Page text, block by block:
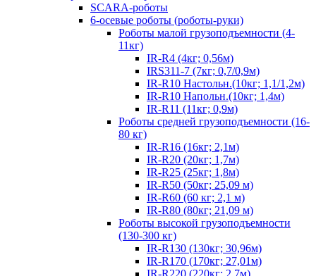
SCARA-роботы
6-осевые роботы (роботы-руки)
Роботы малой грузоподъемности (4-
11кг)
IR-R4 (4кг; 0,56м)
IRS311-7 (7кг; 0,7/0,9м)
IR-R10 Настольн.(10кг; 1,1/1,2м)
IR-R10 Напольн.(10кг; 1,4м)
IR-R11 (11кг; 0,9м)
Роботы средней грузоподъемности (16-
80 кг)
IR-R16 (16кг; 2,1м)
IR-R20 (20кг; 1,7м)
IR-R25 (25кг; 1,8м)
IR-R50 (50кг; 25,09 м)
IR-R60 (60 кг; 2,1 м)
IR-R80 (80кг; 21,09 м)
Роботы высокой грузоподъемности
(130-300 кг)
IR-R130 (130кг; 30,96м)
IR-R170 (170кг; 27,01м)
IR-R220 (220кг; 2,7м)